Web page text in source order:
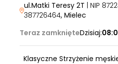
ul.Matki Teresy 2T | NIP
387726464, Mielec
Teraz zamknięteDzisiaj:
Klasyczne Strzyżenie